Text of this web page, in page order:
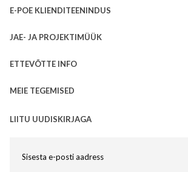
E-POE KLIENDITEENINDUS
JAE- JA PROJEKTIMÜÜK
ETTEVÕTTE INFO
MEIE TEGEMISED
LIITU UUDISKIRJAGA